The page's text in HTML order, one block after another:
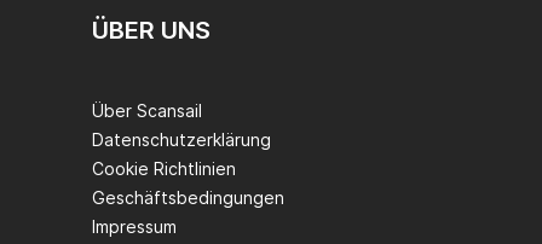
ÜBER UNS
Über Scansail
Datenschutzerklärung
Cookie Richtlinien
Geschäftsbedingungen
Impressum